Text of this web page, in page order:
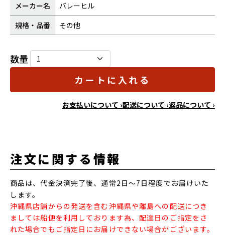
メーカー名
バレーヒル
規格・品番
その他
数量
カートに入れる
お支払いについて ›配送について ›返品について ›
注文に関する情報
商品は、代金決済完了後、通常2日～7日程度でお届けいた
します。
沖縄県店舗からの発送を含む沖縄県や離島への配送につき
ましては船便を利用しております為、配達日のご指定をさ
れた場合でもご指定日にお届けできない場合がございます。